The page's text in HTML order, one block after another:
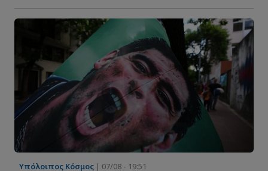
Υπόλοιπος Κόσμος | 07/08 - 19:51